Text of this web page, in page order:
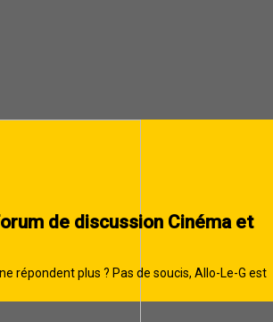
de discussion Cinéma et
répondent plus ? Pas de soucis, Allo-Le-G est